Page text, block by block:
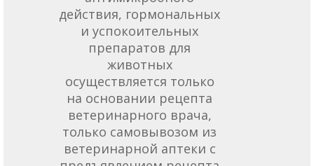
действия, гормональных
и успокоительных
препаратов для
животных
осуществляется только
на основании рецепта
ветеринарного врача,
только самовывозом из
ветеринарной аптеки с